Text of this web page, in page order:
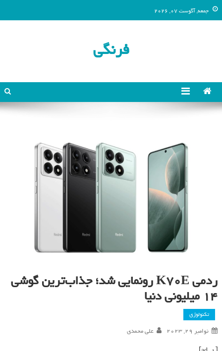
جمعه, آگوست 07, 2026
فرنگی
ردمی K70E رونمایی شد؛ جذاب‌ترین گوشی
۱۴ میلیونی دنیا
تکنولوژی
نوامبر 29, 2023 علی محمدی